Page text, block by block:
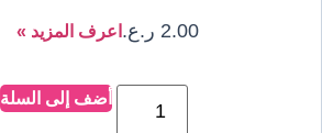
2.00 ر.ع. اعرف المزيد »
أضف إلى السلة